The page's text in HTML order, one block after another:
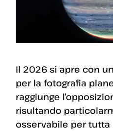
Il 2026 si apre con
per la fotografia
raggiunge
risultando
osservabile per tutta